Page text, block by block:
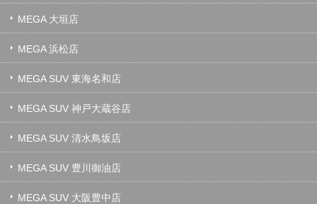
MEGA 大垣店
MEGA 浜松店
MEGA SUV 東海名和店
MEGA SUV 神戸大蔵谷店
MEGA SUV 清水鳥坂店
MEGA SUV 豊川御油店
MEGA SUV 大阪豊中店